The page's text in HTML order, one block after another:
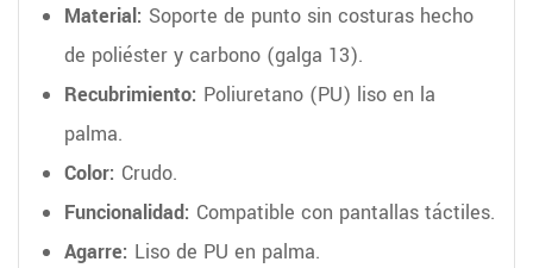
Material: Soporte de punto sin costuras hecho
de poliéster y carbono (galga 13).
Recubrimiento: Poliuretano (PU) liso en la
palma.
Color: Crudo.
Funcionalidad: Compatible con pantallas táctiles.
Agarre: Liso de PU en palma.